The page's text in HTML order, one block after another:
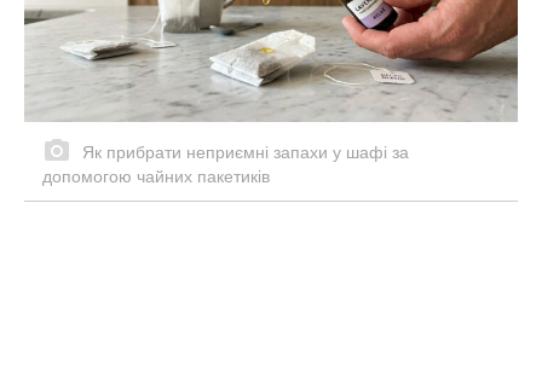
Як прибрати неприємні запахи у шафі за
допомогою чайних пакетиків